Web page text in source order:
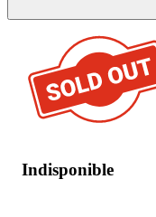
Indisponible